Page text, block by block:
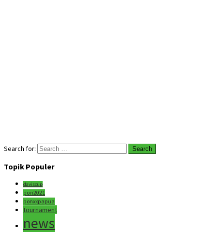
Search for:
Topik Populer
daviscup
pon2021
ponxxpapua
tournament
news